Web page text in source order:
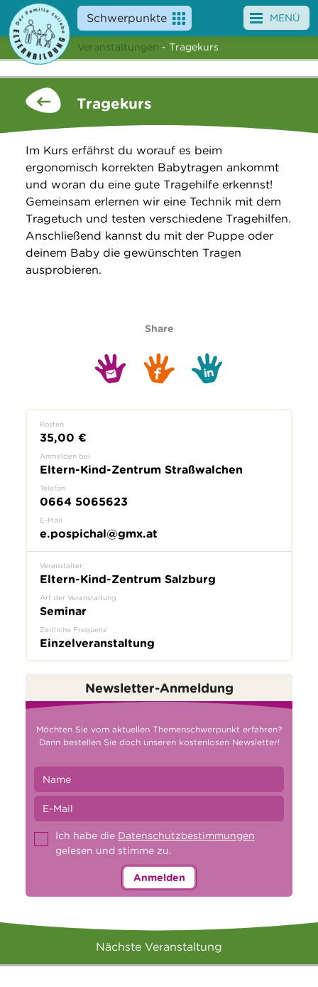
Schwerpunkte
Angebote
Veranstaltungen
Service
Über uns
Suche
MENÜ
Veranstaltungen - Tragekurs
Tragekurs
Im Kurs erfährst du worauf es beim
ergonomisch korrekten Babytragen ankommt
und woran du eine gute Tragehilfe erkennst!
Gemeinsam erlernen wir eine Technik mit dem
Tragetuch und testen verschiedene Tragehilfen.
Anschließend kannst du mit der Puppe oder
deinem Baby die gewünschten Tragen
ausprobieren.
Share
Kosten
35,00 €
Anmelden bei
Eltern-Kind-Zentrum Straßwalchen
Telefon
0664 5065623
E-Mail
e.pospichal@gmx.at
Veranstalter
Eltern-Kind-Zentrum Salzburg
Art der Veranstaltung
Seminar
Zeitliche Frequenz
Einzelveranstaltung
Newsletter-Anmeldung
Möchten Sie vom aktuellen Themenschwerpunkt erfahren?
Dann bestellen Sie doch unseren kostenlosen Newsletter!
Ich habe die Datenschutzbestimmungen
gelesen und stimme zu.
Anmelden
Nächste Veranstaltung